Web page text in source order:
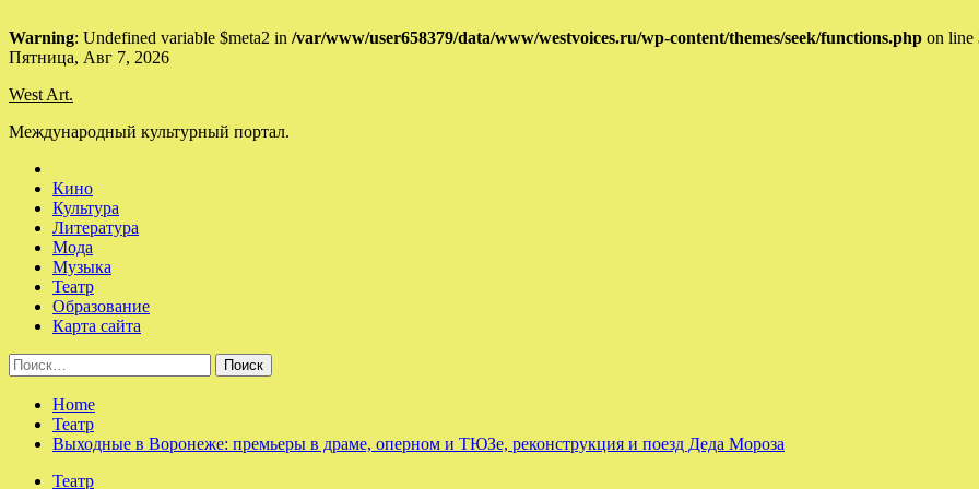
Warning: Undefined variable $meta2 in /var/www/user658379/data/www/westvoices.ru/wp-content/themes/seek/functions.php on line
Skip
content
Пятница, Авг 7, 2026
West Art.
Международный культурный портал.
Кино
Культура
Литература
Мода
Музыка
Театр
Образование
Карта сайта
Найти:
Home
Театр
Выходные в Воронеже: премьеры в драме, оперном и ТЮЗе, реконструкция и поезд Деда Мороза
Театр